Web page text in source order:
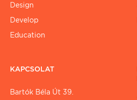
Design
Develop
Education
KAPCSOLAT
Bartók Béla Út 39.